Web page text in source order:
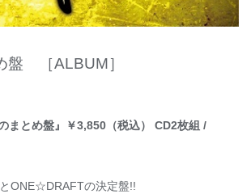
盤 ［ALBUM］
まとめ盤』￥3,850（税込） CD2枚組 /
ONE☆DRAFTの決定盤!!